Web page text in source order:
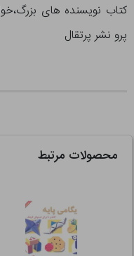
کتاب نویسنده های
پرو نشر پرتقال
محصولات مرتبط